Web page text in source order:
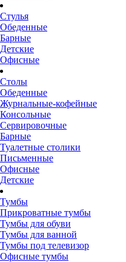
Стулья
Обеденные
Барные
Детские
Офисные
Столы
Обеденные
Журнальные-кофейные
Консольные
Сервировочные
Барные
Туалетные столики
Письменные
Офисные
Детские
Тумбы
Прикроватные тумбы
Тумбы для обуви
Тумбы для ванной
Тумбы под телевизор
Офисные тумбы